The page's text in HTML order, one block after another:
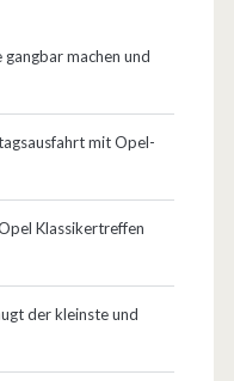
machen und
mit Opel-
Klassikertreffen
der kleinste und